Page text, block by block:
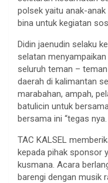
polsek yaitu anak-
bina untuk kegiatan
Didin jaenudin selaku
selatan
seluruh teman –
daerah di kalimantan
marabahan, ampah,
batulicin untuk
bersama ini “tegas nya.
TAC KALSEL
kepada pihak sponsor
kusmana. Acara
barengi dengan musik